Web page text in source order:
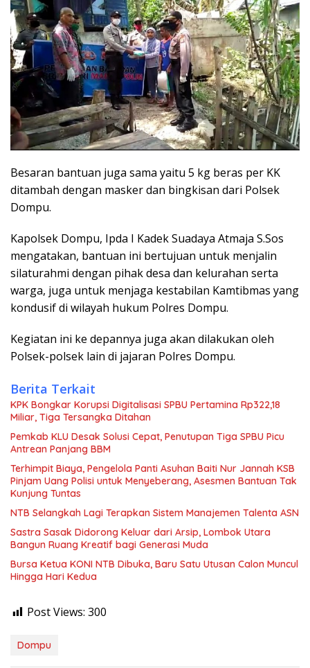
Besaran bantuan juga sama yaitu 5 kg beras per KK
ditambah dengan masker dan bingkisan dari Polsek
Dompu.
Kapolsek Dompu, Ipda I Kadek Suadaya Atmaja S.Sos
mengatakan, bantuan ini bertujuan untuk menjalin
silaturahmi dengan pihak desa dan kelurahan serta
warga, juga untuk menjaga kestabilan Kamtibmas yang
kondusif di wilayah hukum Polres Dompu.
Kegiatan ini ke depannya juga akan dilakukan oleh
Polsek-polsek lain di jajaran Polres Dompu.
Berita Terkait
KPK Bongkar Korupsi Digitalisasi SPBU Pertamina Rp322,18
Miliar, Tiga Tersangka Ditahan
Pemkab KLU Desak Solusi Cepat, Penutupan Tiga SPBU Picu
Antrean Panjang BBM
Terhimpit Biaya, Pengelola Panti Asuhan Baiti Nur Jannah KSB
Pinjam Uang Polisi untuk Menyeberang, Asesmen Bantuan Tak
Kunjung Tuntas
NTB Selangkah Lagi Terapkan Sistem Manajemen Talenta ASN
Sastra Sasak Didorong Keluar dari Arsip, Lombok Utara
Bangun Ruang Kreatif bagi Generasi Muda
Bursa Ketua KONI NTB Dibuka, Baru Satu Utusan Calon Muncul
Hingga Hari Kedua
Post Views: 300
Dompu